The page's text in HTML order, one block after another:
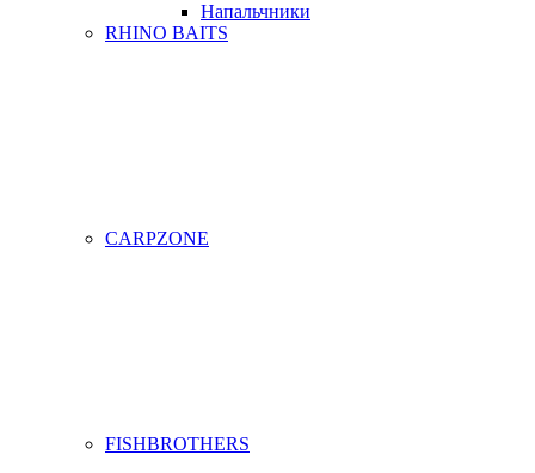
Напальчники
RHINO BAITS
CARPZONE
FISHBROTHERS